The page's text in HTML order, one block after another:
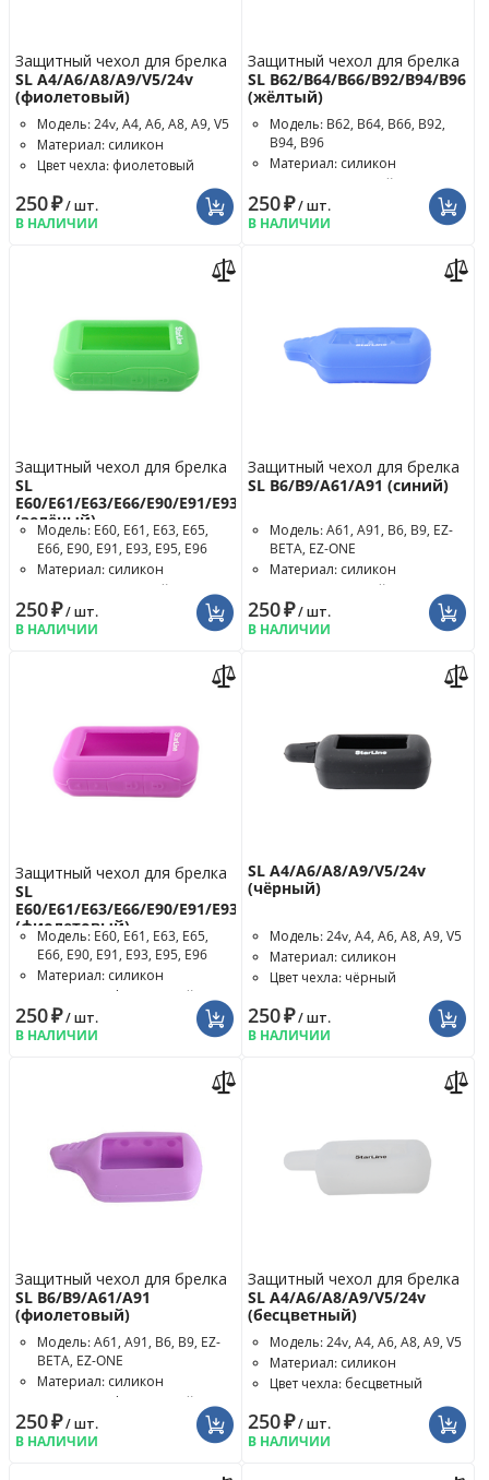
Защитный чехол для брелка
SL A4/A6/A8/A9/V5/24v
(фиолетовый)
Модель: 24v, A4, A6, A8, A9, V5
Материал: силикон
Цвет чехла: фиолетовый
250₽/ шт.
В НАЛИЧИИ
Защитный чехол для брелка
SL B62/B64/B66/B92/B94/B96
(жёлтый)
Модель: B62, B64, B66, B92,
B94, B96
Материал: силикон
Цвет чехла: жёлтый
250₽/ шт.
В НАЛИЧИИ
Защитный чехол для брелка
SL
E60/E61/E63/E66/E90/E91/E93/E96
(зелёный)
Модель: E60, E61, E63, E65,
E66, E90, E91, E93, E95, E96
Материал: силикон
Цвет чехла: зелёный
250₽/ шт.
В НАЛИЧИИ
Защитный чехол для брелка
SL B6/B9/A61/A91 (синий)
Модель: A61, A91, B6, B9, EZ-
BETA, EZ-ONE
Материал: силикон
Цвет чехла: синий
250₽/ шт.
В НАЛИЧИИ
Защитный чехол для брелка
SL
E60/E61/E63/E66/E90/E91/E93/E96
(фиолетовый)
Модель: E60, E61, E63, E65,
E66, E90, E91, E93, E95, E96
Материал: силикон
Цвет чехла: фиолетовый
250₽/ шт.
В НАЛИЧИИ
SL A4/A6/A8/A9/V5/24v
(чёрный)
Модель: 24v, A4, A6, A8, A9, V5
Материал: силикон
Цвет чехла: чёрный
250₽/ шт.
В НАЛИЧИИ
Защитный чехол для брелка
SL B6/B9/A61/A91
(фиолетовый)
Модель: A61, A91, B6, B9, EZ-
BETA, EZ-ONE
Материал: силикон
Цвет чехла: фиолетовый
250₽/ шт.
В НАЛИЧИИ
Защитный чехол для брелка
SL A4/A6/A8/A9/V5/24v
(бесцветный)
Модель: 24v, A4, A6, A8, A9, V5
Материал: силикон
Цвет чехла: бесцветный
250₽/ шт.
В НАЛИЧИИ